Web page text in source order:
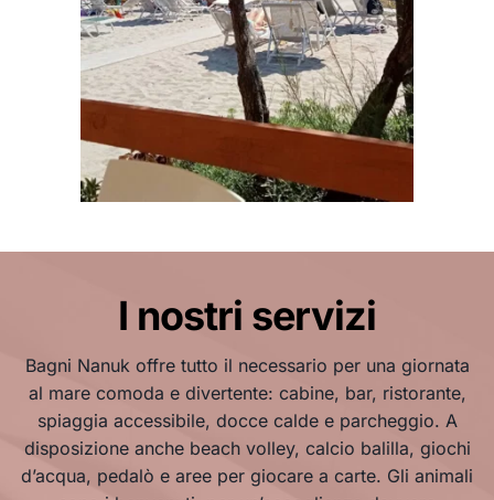
I nostri servizi
Bagni Nanuk offre tutto il necessario per una giornata
al mare comoda e divertente: cabine, bar, ristorante,
spiaggia accessibile, docce calde e parcheggio. A
disposizione anche beach volley, calcio balilla, giochi
d’acqua, pedalò e aree per giocare a carte. Gli animali